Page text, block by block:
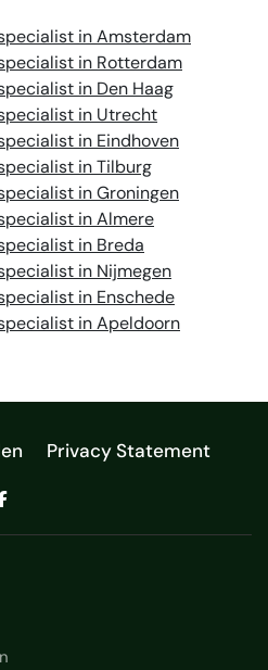
in Amsterdam
in Rotterdam
in Den Haag
in Utrecht
in Eindhoven
in Tilburg
in Groningen
in Almere
in Breda
in Nijmegen
in Enschede
in Apeldoorn
Privacy Statement